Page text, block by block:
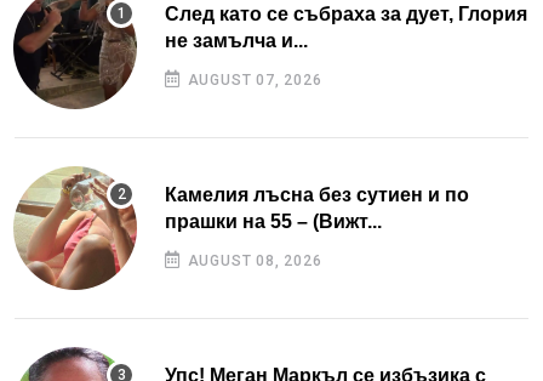
След като се събраха за дует, Глория
не замълча и...
AUGUST 07, 2026
Камелия лъсна без сутиен и по
прашки на 55 – (Вижт...
AUGUST 08, 2026
Упс! Меган Маркъл се избъзика с